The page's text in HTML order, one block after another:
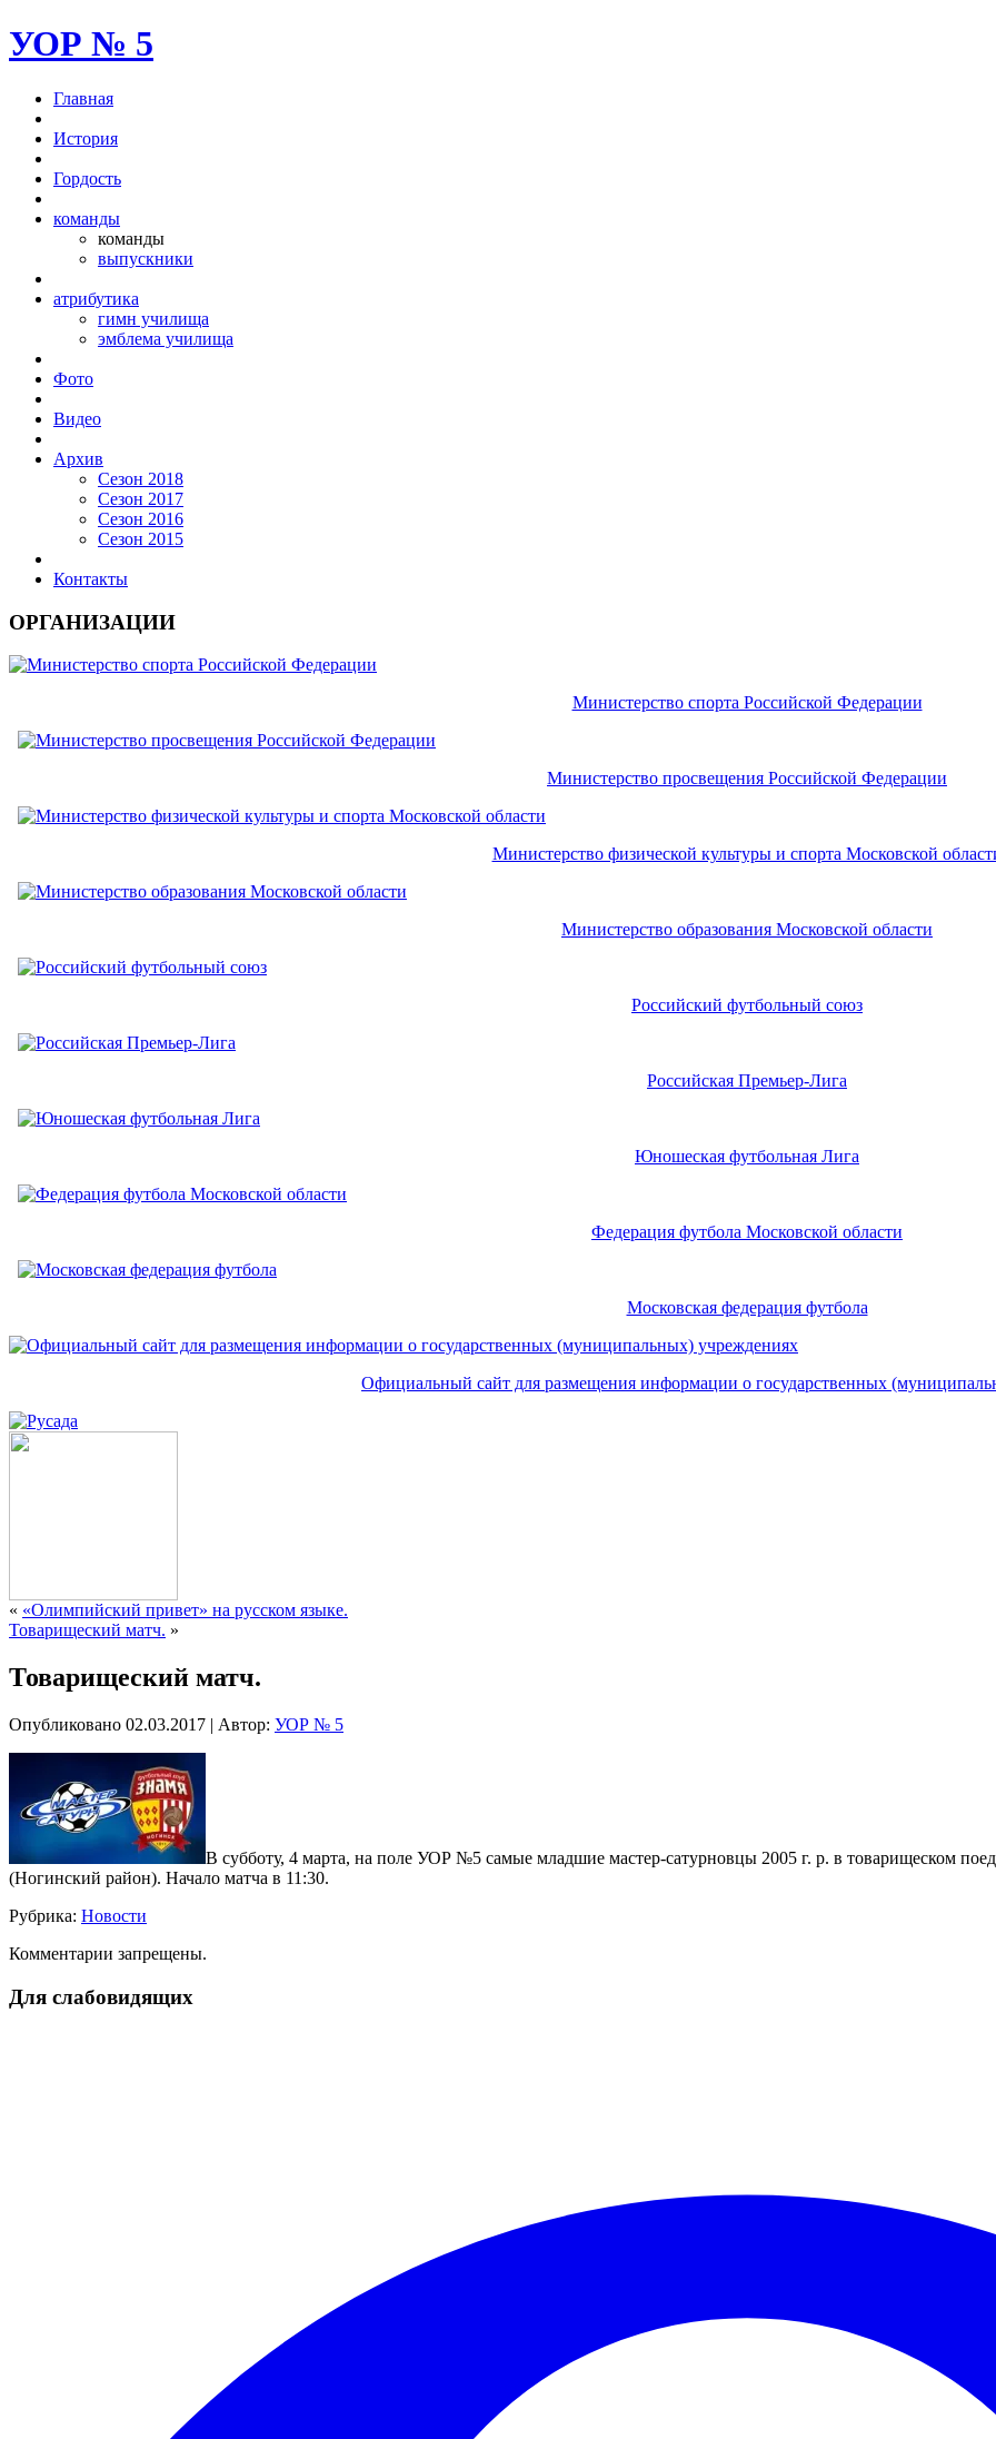
УОР № 5
Главная
История
Гордость
команды
команды
выпускники
атрибутика
гимн училища
эмблема училища
Фото
Видео
Архив
Сезон 2018
Сезон 2017
Сезон 2016
Сезон 2015
Контакты
ОРГАНИЗАЦИИ
Министерство спорта Российской Федерации
Министерство просвещения Российской Федерации
Министерство физической культуры и спорта Московской
Министерство образования Московской области
Российский футбольный союз
Российская Премьер-Лига
Юношеская футбольная Лига
Федерация футбола Московской области
Московская федерация футбола
Официальный сайт для размещения информации о государственных
« «Олимпийский привет» на русском языке.
Товарищеский матч. »
Товарищеский матч.
Опубликовано 02.03.2017 | Автор: УОР № 5
В субботу, 4 марта, на поле УОР №5 самые младшие мастер-сатурновцы 2005 г. р. в товарищеском
(Ногинский район). Начало матча в 11:30.
Рубрика: Новости
Комментарии запрещены.
Для слабовидящих